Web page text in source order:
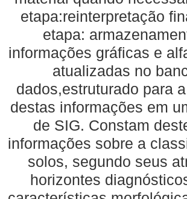
etapa:reinterpretação
etapa:
informações gráficas e
atualizadas no
dados,estruturado para
destas informações em
de SIG. Constam
informações sobre a
solos, segundo seus
horizontes